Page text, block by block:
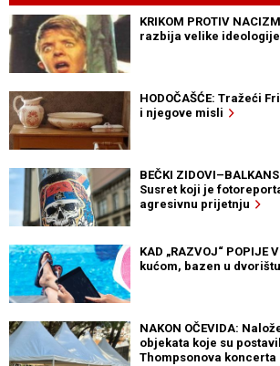
KRIKOM PROTIV
razbija velike ideologije
HODOČAŠĆE: Tražeći
i njegove misli
BEČKI
Susret koji je
agresivnu prijetnju
KAD „RAZVOJ“ POPIJE
kućom, bazen u
NAKON OČEVIDA:
objekata koje su
Thompsonova koncerta